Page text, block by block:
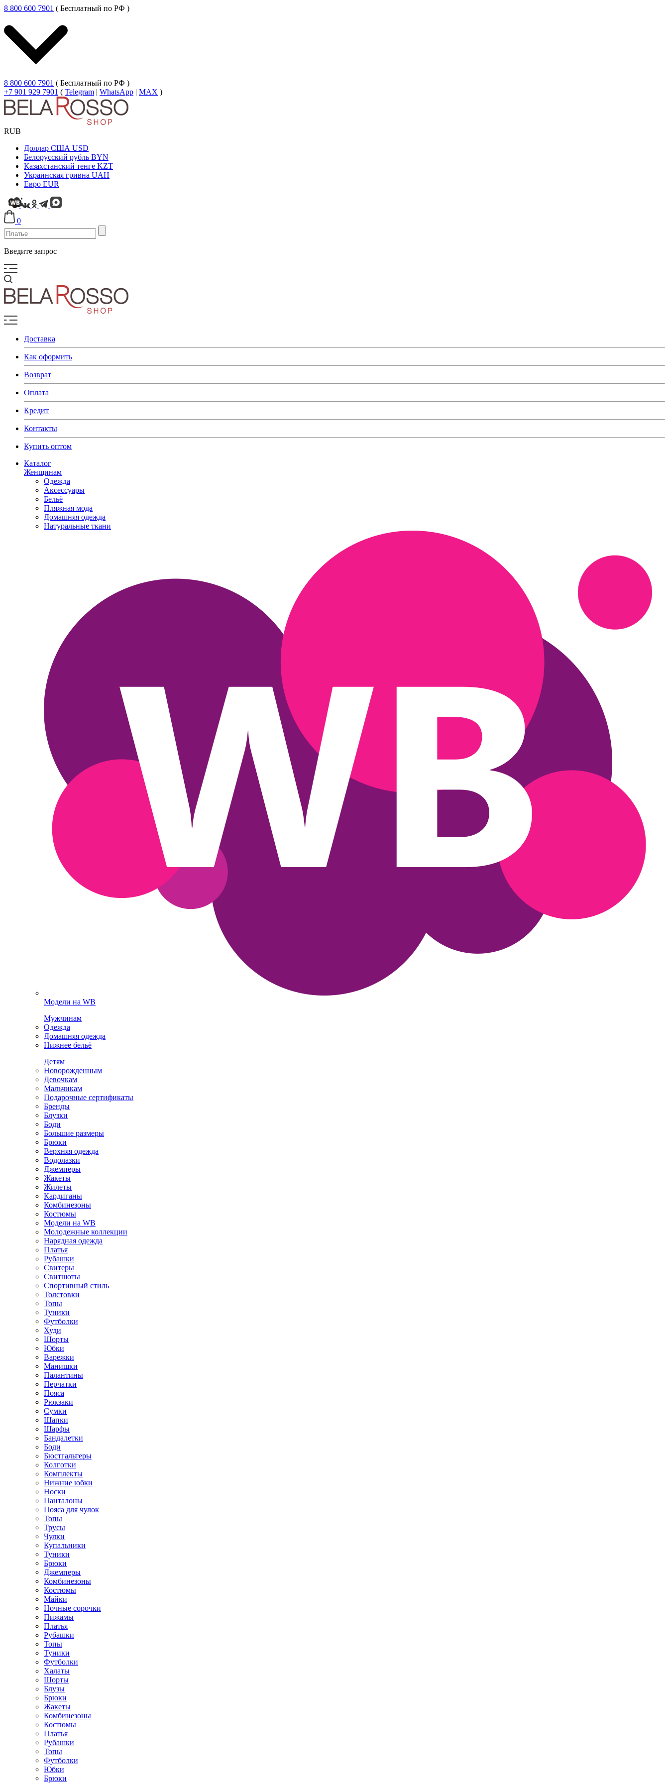
8 800 600 7901 ( Бесплатный по РФ )
8 800 600 7901 ( Бесплатный по РФ )
+7 901 929 7901 ( Telegram | WhatsApp | MAX )
RUB
Доллар США USD
Белорусский рубль BYN
Казахстанский тенге KZT
Украинская гривна UAH
Евро EUR
0
Введите запрос
Доставка
Как оформить
Возврат
Оплата
Кредит
Контакты
Купить оптом
Каталог
Женщинам
Одежда
Аксессуары
Бельё
Пляжная мода
Домашняя одежда
Натуральные ткани
Модели на WB
Мужчинам
Одежда
Домашняя одежда
Нижнее бельё
Детям
Новорожденным
Девочкам
Мальчикам
Подарочные сертификаты
Бренды
Блузки
Боди
Большие размеры
Брюки
Верхняя одежда
Водолазки
Джемперы
Жакеты
Жилеты
Кардиганы
Комбинезоны
Костюмы
Модели на WB
Молодежные коллекции
Нарядная одежда
Платья
Рубашки
Свитеры
Свитшоты
Спортивный стиль
Толстовки
Топы
Туники
Футболки
Худи
Шорты
Юбки
Варежки
Манишки
Палантины
Перчатки
Пояса
Рюкзаки
Сумки
Шапки
Шарфы
Бандалетки
Боди
Бюстгальтеры
Колготки
Комплекты
Нижние юбки
Носки
Панталоны
Поясa для чулок
Топы
Трусы
Чулки
Купальники
Туники
Брюки
Джемперы
Комбинезоны
Костюмы
Майки
Ночные сорочки
Пижамы
Платья
Рубашки
Топы
Туники
Футболки
Халаты
Шорты
Блузы
Брюки
Жакеты
Комбинезоны
Костюмы
Платья
Рубашки
Топы
Футболки
Юбки
Брюки